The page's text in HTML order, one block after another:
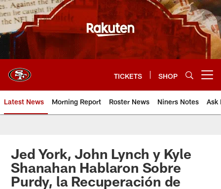
Skip
to
main
content
TICKETS SHOP
Latest News Morning Report Roster News Niners Notes Ask
Jed York, John Lynch y Kyle
Shanahan Hablaron Sobre
Purdy, la Recuperación de